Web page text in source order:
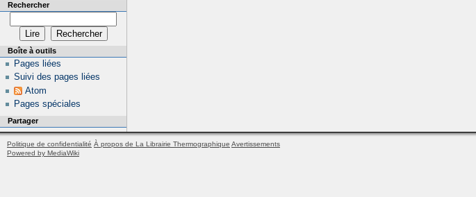
Rechercher
Boîte à outils
Pages liées
Suivi des pages liées
Atom
Pages spéciales
Partager
Politique de confidentialité À propos de La Librairie Thermographique Avertissements
Powered by MediaWiki